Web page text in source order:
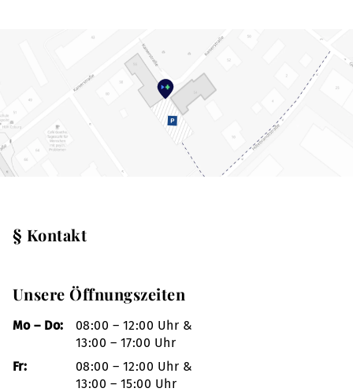
§ Kontakt
Unsere Öffnungszeiten
Mo – Do:
08:00 – 12:00 Uhr &
13:00 – 17:00 Uhr
Fr:
08:00 – 12:00 Uhr &
13:00 – 15:00 Uhr